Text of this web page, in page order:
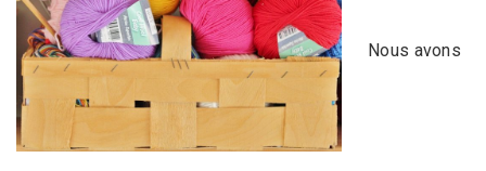
Nous avons